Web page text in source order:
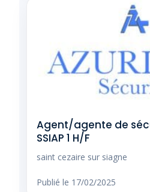
Agent/agente de
SSIAP 1 H/F
saint cezaire sur siagne
Publié le 17/02/2025